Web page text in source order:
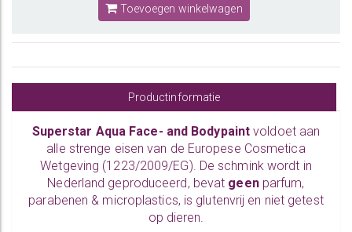
Toevoegen winkelwagen
Productinformatie
Superstar Aqua Face- and Bodypaintvoldoet aan
alle strenge eisen van de Europese Cosmetica
Wetgeving (1223/2009/EG). De schmink wordt in
Nederland geproduceerd, bevat geenparfum,
parabenen & microplastics, is glutenvrij en niet getest
op dieren.